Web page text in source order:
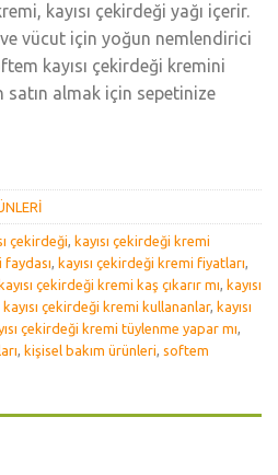
kayısı çekirdeği yağı içerir.
ve vücut için yoğun nemlendirici
kayısı çekirdeği kremini
satın almak için sepetinize
çekirdeği, kayısı çekirdeği kremi
faydası, kayısı çekirdeği kremi fiyatları,
kayısı çekirdeği kremi kaş çıkarır mı, kayısı
kayısı çekirdeği kremi kullananlar, kayısı
çekirdeği kremi tüylenme yapar mı,
, kişisel bakım ürünleri, softem